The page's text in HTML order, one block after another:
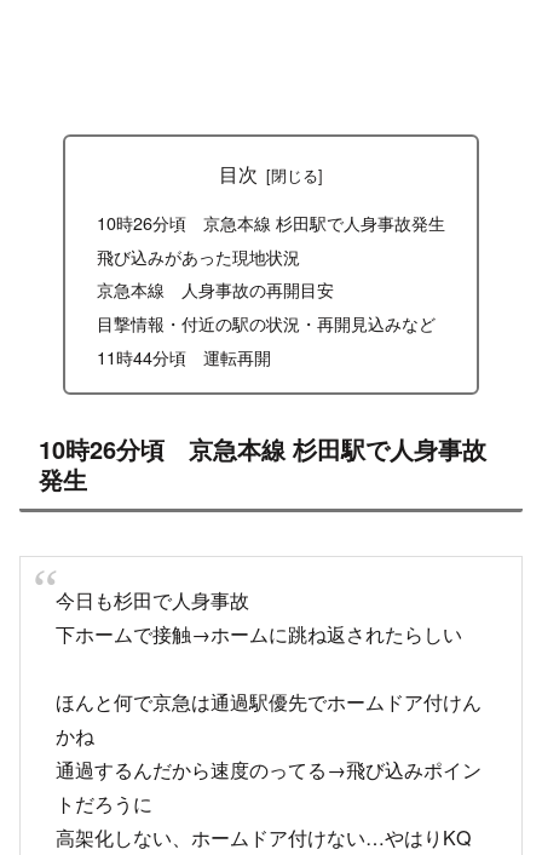
目次
10時26分頃 京急本線 杉田駅で人身事故発生
飛び込みがあった現地状況
京急本線 人身事故の再開目安
目撃情報・付近の駅の状況・再開見込みなど
11時44分頃 運転再開
10時26分頃 京急本線 杉田駅で人身事故
発生
今日も杉田で人身事故
下ホームで接触→ホームに跳ね返されたらしい
ほんと何で京急は通過駅優先でホームドア付けん
かね
通過するんだから速度のってる→飛び込みポイン
トだろうに
高架化しない、ホームドア付けない…やはりKQ